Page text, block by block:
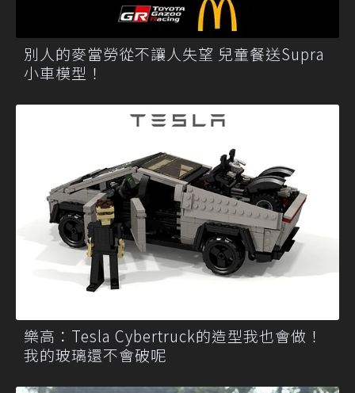
別人的麥當勞從不讓人失望 兒童餐送Supra
小車模型！
樂高：Tesla Cybertruck的造型我也會做！
我的玻璃還不會破呢